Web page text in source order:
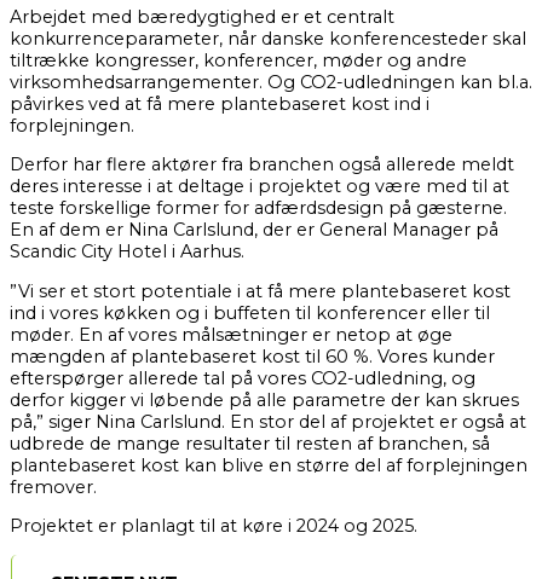
Arbejdet med bæredygtighed er et centralt
konkurrenceparameter, når danske konferencesteder skal
tiltrække kongresser, konferencer, møder og andre
virksomhedsarrangementer. Og CO2-udledningen kan bl.a.
påvirkes ved at få mere plantebaseret kost ind i
forplejningen.
Derfor har flere aktører fra branchen også allerede meldt
deres interesse i at deltage i projektet og være med til at
teste forskellige former for adfærdsdesign på gæsterne.
En af dem er Nina Carlslund, der er General Manager på
Scandic City Hotel i Aarhus.
”Vi ser et stort potentiale i at få mere plantebaseret kost
ind i vores køkken og i buffeten til konferencer eller til
møder. En af vores målsætninger er netop at øge
mængden af plantebaseret kost til 60 %. Vores kunder
efterspørger allerede tal på vores CO2-udledning, og
derfor kigger vi løbende på alle parametre der kan skrues
på,” siger Nina Carlslund. En stor del af projektet er også at
udbrede de mange resultater til resten af branchen, så
plantebaseret kost kan blive en større del af forplejningen
fremover.
Projektet er planlagt til at køre i 2024 og 2025.